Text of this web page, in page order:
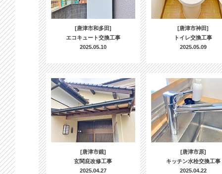
[唐津市和多田]
エコキュート交換工事
2025.05.10
[唐津市神田]
トイレ交換工事
2025.05.09
[唐津市鏡]
玄関庇改修工事
2025.04.27
[唐津市原]
キッチン水栓交換工事
2025.04.22